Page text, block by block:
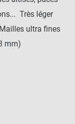
Très léger
ultra fines
mm)